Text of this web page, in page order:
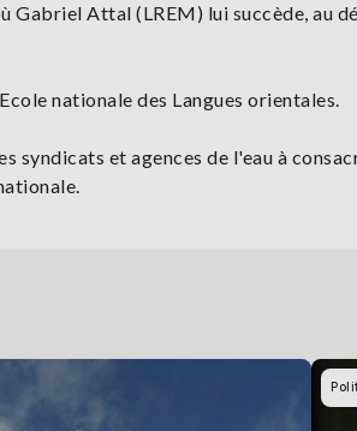
Gabriel Attal (LREM) lui succède, au
nationale des Langues orientales.
syndicats et agences de l'eau à